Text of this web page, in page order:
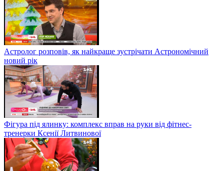
Астролог розповів, як найкраще зустрічати Астрономічний
новий рік
Фігура під ялинку: комплекс вправ на руки від фітнес-
тренерки Ксенії Литвинової